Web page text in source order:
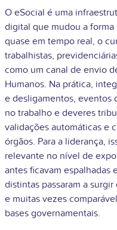
O eSocial é uma
digital que mudou a forma
quase em tempo real, o
trabalhistas,
como um canal de envio
Humanos. Na prática,
e desligamentos, eventos
no trabalho e deveres
validações automáticas e
órgãos. Para a liderança,
relevante no nível de
antes ficavam espalhadas
distintas passaram a
e muitas vezes
bases governamentais.